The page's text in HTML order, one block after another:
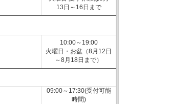
13日～16日まで
10:00～19:00
火曜日・お盆（8月12日
～8月18日まで）
09:00～17:30(受付可能
時間)